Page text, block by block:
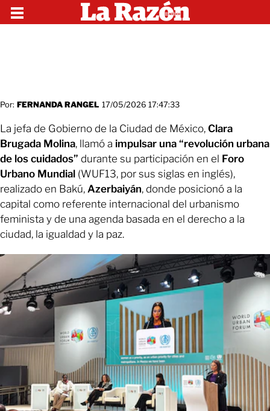
Por: FERNANDA RANGEL 17/05/2026 17:47:33
La jefa de Gobierno de la Ciudad de México, Clara
Brugada Molina, llamó a impulsar una “revolución urbana
de los cuidados” durante su participación en el Foro
Urbano Mundial (WUF13, por sus siglas en inglés),
realizado en Bakú, Azerbaiyán, donde posicionó a la
capital como referente internacional del urbanismo
feminista y de una agenda basada en el derecho a la
ciudad, la igualdad y la paz.